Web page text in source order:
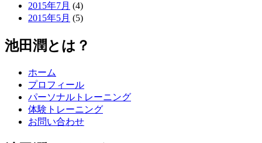
2015年7月 (4)
2015年5月 (5)
池田潤とは？
ホーム
プロフィール
パーソナルトレーニング
体験トレーニング
お問い合わせ